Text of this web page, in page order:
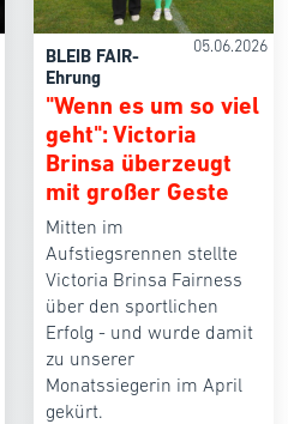
05.06.2026
BLEIB FAIR-
Ehrung
"Wenn es um so viel
geht": Victoria
Brinsa überzeugt
mit großer Geste
Mitten im
Aufstiegsrennen stellte
Victoria Brinsa Fairness
über den sportlichen
Erfolg - und wurde damit
zu unserer
Monatssiegerin im April
gekürt.